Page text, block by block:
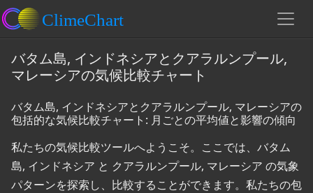
バタム島, インドネシアとクアラルンプール,
マレーシアの気候比較チャート
バタム島, インドネシアとクアラルンプール, マレーシアの
包括的な気候比較チャート: 月ごとの平均値と影響の傾向
私たちの気候比較ツールへようこそ。ここでは、バタム
島, インドネシア と クアラルンプール, マレーシア の気象
パターンを探索し、比較することができます。私たちの包